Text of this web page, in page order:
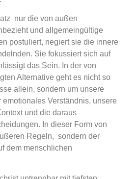
nur die von außen
und allgemeingültige
postuliert, negiert sie die innere
Sie fokussiert sich auf
das Sein. In der von
Alternative geht es nicht so
allein, sondern um unsere
Verständnis, unsere
und die daraus
In dieser Form von
Regeln, sondern der
dem menschlichen